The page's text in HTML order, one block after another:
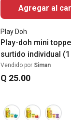
Agregar al
Play Doh
Play-doh mini
surtido individual
Vendido por Siman
Q 25.00